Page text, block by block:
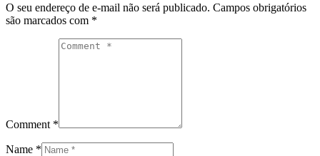
O seu endereço de e-mail não será publicado. Campos obrigatórios
são marcados com *
Comment *
Name *